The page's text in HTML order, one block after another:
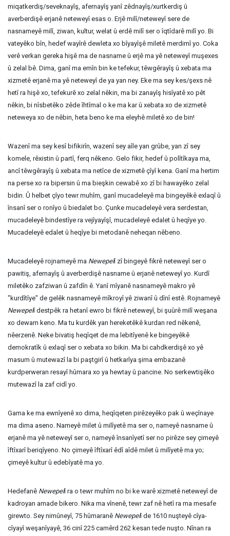
miqatkerdiş/seveknayîş, afernayîş yanî zêdnayîş/xurtkerdiş û
averberdişê erjanê neteweyî esas o. Erjê milî/neteweyî sere de
nasnameyê milî, ziwan, kultur, welat û erdê milî ser o îqtîdarê milî yo. Bi
vateyêko bîn, hedef wayîrê dewleta xo bîyayîşê miletê merdimî yo. Coka
verê verkan gereka hişê ma de nasname û erjê ma yê neteweyî muşexes
û zelal bê. Dima, ganî ma emîn bin ke tefekur, têwgêrayîş û xebata ma
xizmetê erjanê ma yê neteweyî de ya yan ney. Eke ma sey kes/şexs nê
hetî ra hişê xo, tefekurê xo zelal nêkin, ma bi zanayîş hisîyatê xo pêt
nêkin, bi nîsbetêko zêde îhtîmal o ke ma kar û xebata xo de xizmetê
neteweya xo de nêbin, heta beno ke ma eleyhê miletê xo de bin!
Wazenî ma sey kesî bifikirîn, wazenî sey aîle yan grûbe, yan zî sey
komele, rêxistin û partî, ferq nêkeno. Gelo fikir, hedef û polîtîkaya ma,
ancî têwgêrayîş û xebata ma netîce de xizmetê çîyî kena. Ganî ma hertim
na perse xo ra bipersin û ma bieşkin cewabê xo zî bi hawayêko zelal
bidin. Û helbet çîyo tewr muhîm, ganî mucadeleyê ma bingeyêkê exlaqî û
însanî ser o ronîyo û biedalet bo. Çunke mucadeleyê vera serdestan,
mucadeleyê bindestîye ra vejîyayîşî, mucadeleyê edalet û heqîye yo.
Mucadeleyê edalet û heqîye bi metodanê neheqan nêbeno.
Mucadeleyê rojnameyê ma Newepelî zî bingeyê fikrê neteweyî ser o
pawitiş, afernayîş û averberdişê nasname û erjanê neteweyî yo. Kurdî
miletêko zafziwan û zafdîn ê. Yanî mîyanê nasnameyê makro yê
"kurdîtîye" de gelêk nasnameyê mîkroyî yê ziwanî û dînî estê. Rojnameyê
Newepelî destpêk ra hetanî ewro bi fikrê neteweyî, bi şuûrê milî weşana
xo dewam keno. Ma tu kurdêk yan hereketêkê kurdan red nêkenê,
nêerzenê. Neke bivatiş heqîqet de ma lebitîyenê ke bingeyêkê
demokratîk û exlaqî ser o xebata xo bikin. Ma bi cahdkerdişê xo yê
masum û mutewazî la bi paştgirî û hetkarîya şima embazanê
kurdperweran resayî hûmara xo ya hewtay û pancine. No serkewtişêko
mutewazî la zaf cidî yo.
Gama ke ma ewnîyenê xo dima, heqîqeten pirêzeyêko pak û weçînaye
ma dima aseno. Nameyê milet û milîyetê ma ser o, nameyê nasname û
erjanê ma yê neteweyî ser o, nameyê însanîyetî ser no pirêze sey çimeyê
îftîxarî beriqîyeno. No çimeyê îftîxarî êdî aîdê milet û milîyetê ma yo;
çimeyê kultur û edebîyatê ma yo.
Hedefanê Newepelî ra o tewr muhîm no bi ke warê xizmetê neteweyî de
kadroyan amade bikero. Nika ma vînenê, tewr zaf nê hetî ra ma mesafe
girewto. Sey nimûneyî, 75 hûmaranê Newepelî de 1610 nuşteyê cîya-
cîyayî weşanîyayê, 36 cinî 225 camêrd 262 kesan tede nuşto. Nînan ra